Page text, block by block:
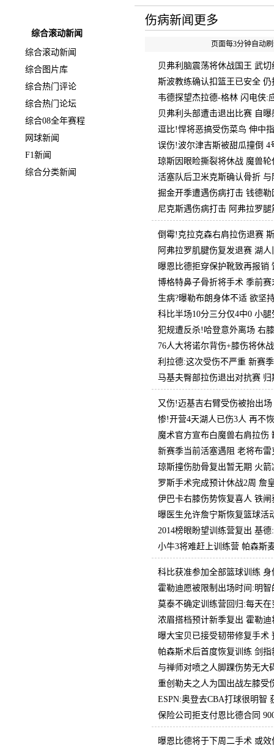
综合滚动新闻
综合滚动新闻
综合图片库
综合热门评论
综合热门论坛
综合08全年赛程
网球新闻
F1新闻
综合分类新闻
伤病新闻更多
页面每3分钟自动
贝弗利脑震荡将休战国王 武
斯波教练确认扣篮王已安全
韦德探望杰拉德-格林 闪电侠:
贝弗利头部遭击退出比赛 自
逗比!悍将恶搞受伤菜鸟 伸中
误伤!波尔津吉斯被甜瓜撞倒 4
琼斯因眼睑撕裂将休战 魔兽
活塞队后卫米克斯确认骨折
掘金开季遭遇伤病打击 钱德
尼克斯遇伤病打击 阿弗拉罗
倒霉!克拉克森右肩拉伤退赛
阿弗拉罗肌腱伤复发退赛 湖
曝恩比德拒穿保护靴致再报销
博格特鼻子骨折将手术 季前
生病?曝勒布朗身体不适 欲坚
科比半场10分三分仅4中0 小
犯规遭反杀!哈登意外离场 右
76人大将诺尔背伤+膝伤将休
利拉德:这次受伤不严重 新赛
马基夫臀部拉伤退出对抗赛
又伤!迈基吉右臂受伤被抬出
惨!开营4天湖人已伤3人 再不
魔术官方宣布白魔兽右肩拉伤
新赛季当前活塞遇阻 老将布
琼斯撞伤肋骨复出暂无期 火
罗斯手术完成预计休战2周 詹
伊巴卡右膝伤势恢复喜人 铁
曝医生允许詹宁斯恢复篮球活
2014榜眼盼望训练营复出 基
小牛3将难赶上训练营 帕森斯
科比获准参加全部篮球训练
霍勒迪愿被限制出场时间:明
莫泰不确定训练营回归:每天
浓眉搭档预计新季复出 霍勒
曝大宝贝已接受韧带修复手术
帕森斯术后首度恢复训练 剑
与禅师对喷之人脚踝伤势无大
重创勒夫之人为国出战左膝受
ESPN:奥登去CBA打球很明智
保险公司拒支付恩比德合同
曝恩比德将于下周二手术 或